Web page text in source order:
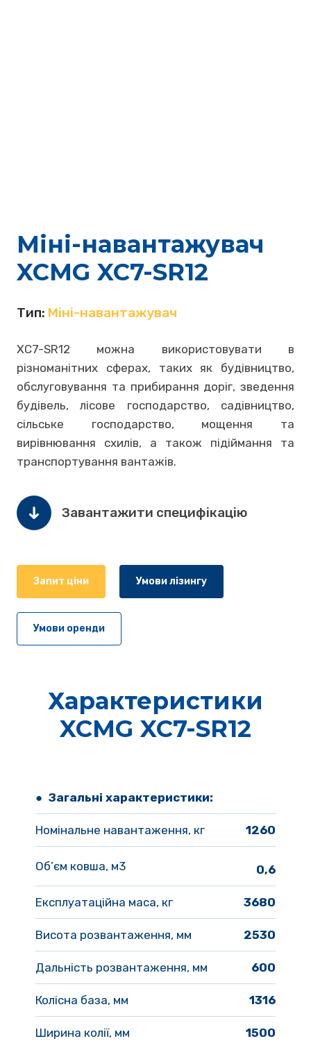
Міні-навантажувач
XCMG XC7-SR12
Тип: Міні-навантажувач
XC7-SR12 можна використовувати в
різноманітних сферах, таких як будівництво,
обслуговування та прибирання доріг, зведення
будівель, лісове господарство, садівництво,
сільське господарство, мощення та
вирівнювання схилів, а також підіймання та
транспортування вантажів.
Завантажити специфікацію
Запит ціни Умови лізингу
Умови оренди
Характеристики
XCMG XC7-SR12
● Загальні характеристики:
Номінальне навантаження, кг 1260
Об’єм ковша, м3 0,6
Експлуатаційна маса, кг 3680
Висота розвантаження, мм 2530
Дальність розвантаження, мм 600
Колісна база, мм 1316
Ширина колії, мм 1500